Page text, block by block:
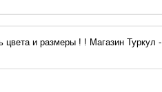
цвета и размеры ! ! Магазин Туркул -